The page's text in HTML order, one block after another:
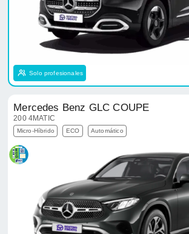
Solo profesionales
Mercedes Benz GLC COUPE
200 4MATIC
Micro-Híbrido ECO Automático